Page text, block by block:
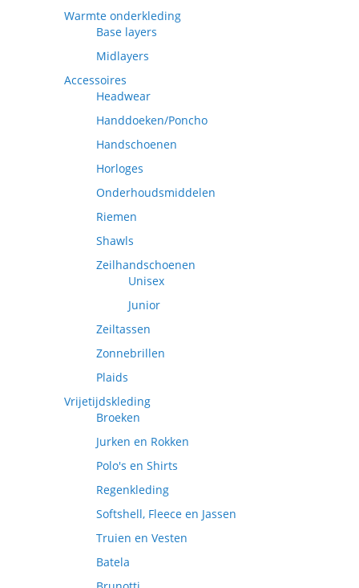
Warmte onderkleding
Base layers
Midlayers
Accessoires
Headwear
Handdoeken/Poncho
Handschoenen
Horloges
Onderhoudsmiddelen
Riemen
Shawls
Zeilhandschoenen
Unisex
Junior
Zeiltassen
Zonnebrillen
Plaids
Vrijetijdskleding
Broeken
Jurken en Rokken
Polo's en Shirts
Regenkleding
Softshell, Fleece en Jassen
Truien en Vesten
Batela